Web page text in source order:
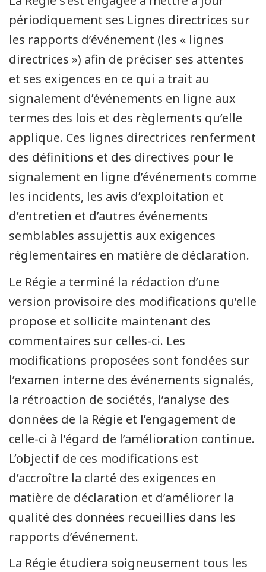
périodiquement ses Lignes directrices sur
les rapports d’événement (les « lignes
directrices ») afin de préciser ses attentes
et ses exigences en ce qui a trait au
signalement d’événements en ligne aux
termes des lois et des règlements qu’elle
applique. Ces lignes directrices renferment
des définitions et des directives pour le
signalement en ligne d’événements comme
les incidents, les avis d’exploitation et
d’entretien et d’autres événements
semblables assujettis aux exigences
réglementaires en matière de déclaration.
Le Régie a terminé la rédaction d’une
version provisoire des modifications qu’elle
propose et sollicite maintenant des
commentaires sur celles-ci. Les
modifications proposées sont fondées sur
l’examen interne des événements signalés,
la rétroaction de sociétés, l’analyse des
données de la Régie et l’engagement de
celle-ci à l’égard de l’amélioration continue.
L’objectif de ces modifications est
d’accroître la clarté des exigences en
matière de déclaration et d’améliorer la
qualité des données recueillies dans les
rapports d’événement.
La Régie étudiera soigneusement tous les